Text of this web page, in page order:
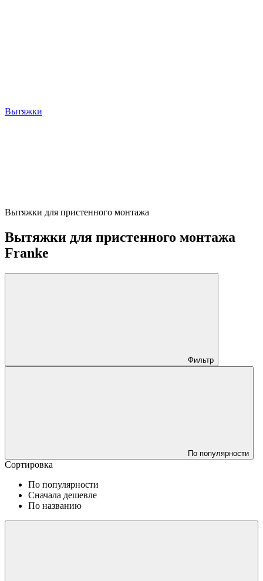
Вытяжки
Вытяжки для пристенного монтажа
Вытяжки для пристенного монтажа
Franke
Фильтр
По популярности
Сортировка
По популярности
Сначала дешевле
По названию